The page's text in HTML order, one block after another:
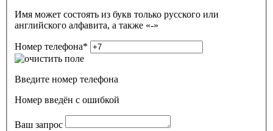
Имя может состоять из букв только русского или
английского алфавита, а также «-»
Номер телефона*
Введите номер телефона
Номер введён c ошибкой
Ваш запрос